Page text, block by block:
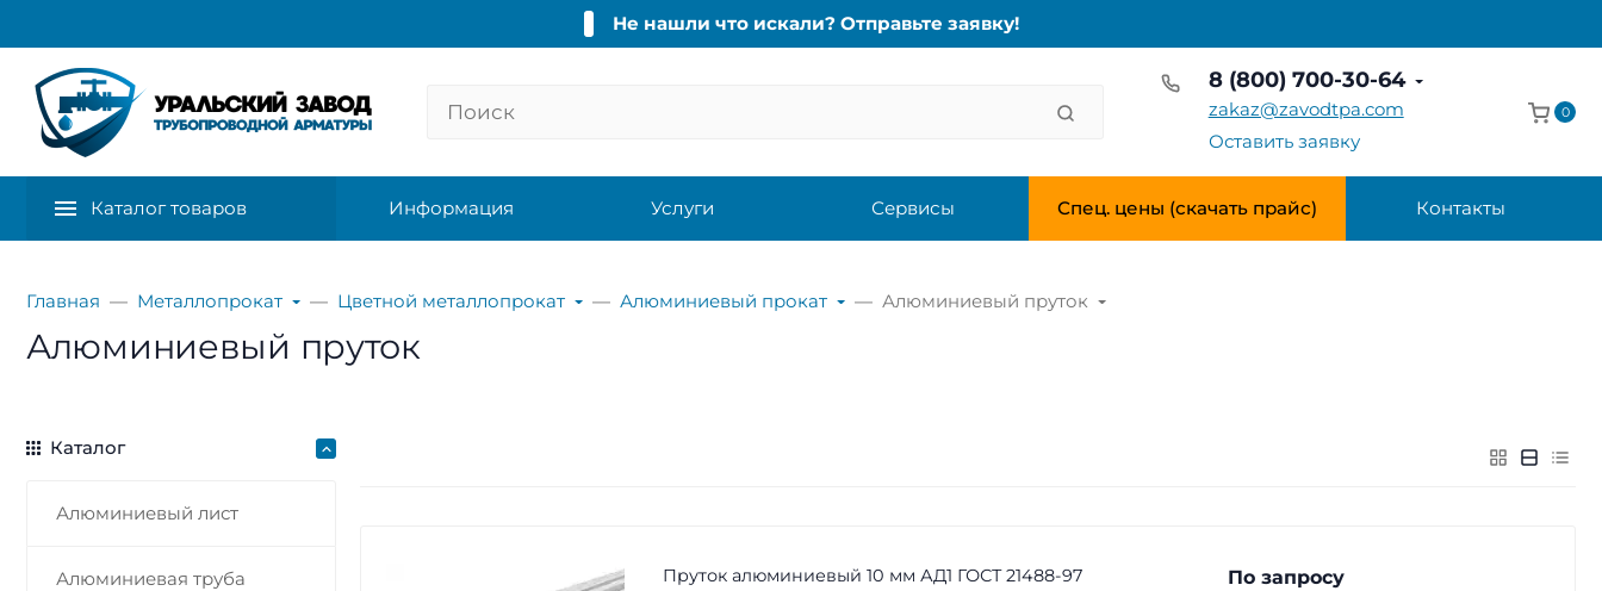
Не нашли что искали? Отправьте заявку!
8 (800) 700-30-64
zakaz@zavodtpa.com
Оставить заявку
0
Каталог товаров Информация Услуги Сервисы Спец. цены (скачать прайс) Контакты
Главная Металлопрокат Цветной металлопрокат Алюминиевый прокат Алюминиевый пруток
Алюминиевый пруток
Каталог
Алюминиевый лист
Алюминиевая труба Пруток алюминиевый 10 мм АД1 ГОСТ 21488-97 По запросу